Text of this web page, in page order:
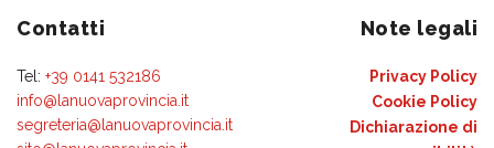
Contatti
Tel: +39 0141 532186
info@lanuovaprovincia.it
segreteria@lanuovaprovincia.it
Note legali
Privacy Policy
Cookie Policy
Dichiarazione di